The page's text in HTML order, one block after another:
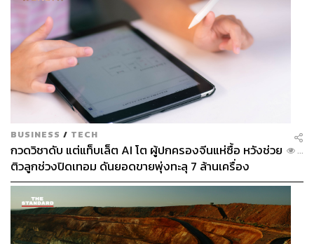
BUSINESS / TECH
กวดวิชาดับ แต่แท็บเล็ต AI โต ผู้ปกครองจีนแห่ซื้อ หวังช่วย
ติวลูกช่วงปิดเทอม ดันยอดขายพุ่งทะลุ 7 ล้านเครื่อง
...